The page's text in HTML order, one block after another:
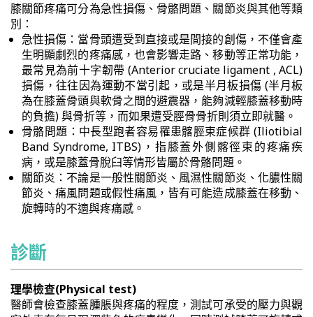
膝關節疼痛可分為急性損傷、骨骼問題、關節炎與其他等類
別：
急性損傷：當骨頭遭受到直接或是間接的創傷，不僅會產
生明顯劇烈的疼痛感，也會影響走路、移動等正常功能，
最常見為前十字韌帶 (Anterior cruciate ligament , ACL)
損傷，往往因為運動不當引起，或是半月板損傷 (半月板
為在膝蓋骨頭與軟骨之間的避震器，能夠減輕膝蓋移動時
的負擔) 與骨折等，而如果遭受脛骨骨折則須立即就醫。
骨骼問題：中長型跑者容易罹患髂脛束症候群 (Iliotibial
Band Syndrome, ITBS)，指膝蓋外側髂徑束的疼痛疾
病，或是膝蓋骨脫臼等情形皆屬於骨骼問題。
關節炎：不論是一般性關節炎、風濕性關節炎、化膿性關
節炎、痛風問題或假性痛風，皆有可能造成膝蓋在移動、
旋轉時的不適與疼痛感。
診斷
理學檢查(Physical test)
醫師會檢查膝蓋腫脹與疼痛的程度，測試可承受的壓力與觀